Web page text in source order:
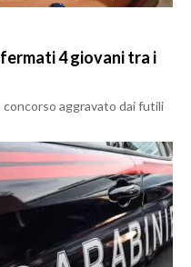
4 giovani tra i
aggravato dai futili